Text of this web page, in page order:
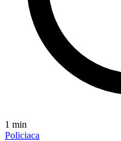
1 min
Policiaca